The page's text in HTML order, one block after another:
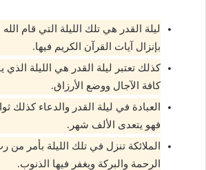
ليلة القدر هي تلك الليلة التي قام
بإنزال آيات القرآن الكريم فيها.
كذلك تعتبر ليلة القدر هي الليلة الذي
كافة الآجال ووضع الأرزاق.
العبادة في ليلة القدر والدعاء كذلك
فهو يتعدى الألف شهر.
الملائكة تنزل في تلك الليلة بأمر من
الرحمة والبركة ويغفر فيها الذنوب.